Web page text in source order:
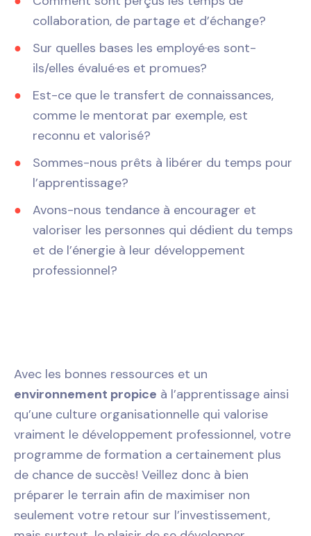
collaboration, de partage et d’échange?
Sur quelles bases les employé·es sont-
ils/elles évalué·es et promues?
Est-ce que le transfert de connaissances,
comme le mentorat par exemple, est
reconnu et valorisé?
Sommes-nous prêts à libérer du temps pour
l’apprentissage?
Avons-nous tendance à encourager et
valoriser les personnes qui dédient du temps
et de l’énergie à leur développement
professionnel?
Avec les bonnes ressources et un
environnement propice à l’apprentissage ainsi
qu’une culture organisationnelle qui valorise
vraiment le développement professionnel, votre
programme de formation a certainement plus
de chance de succès! Veillez donc à bien
préparer le terrain afin de maximiser non
seulement votre retour sur l’investissement,